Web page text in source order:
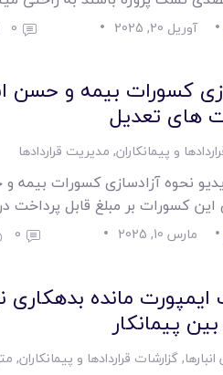
آوریل 20, 2025 0
کسورات بیمه و حسن
های تعدیل
و پیمانکاران, مدیریت قراردادها
نحوه آزادسازی کسورات بیمه
این کسورات بر مبلغ قابل پرداخت
مارس 10, 2025 0
ایمپورت مانده بدهکاری
پیمانکار
,گزارشات قراردادها و پیمانکاران,